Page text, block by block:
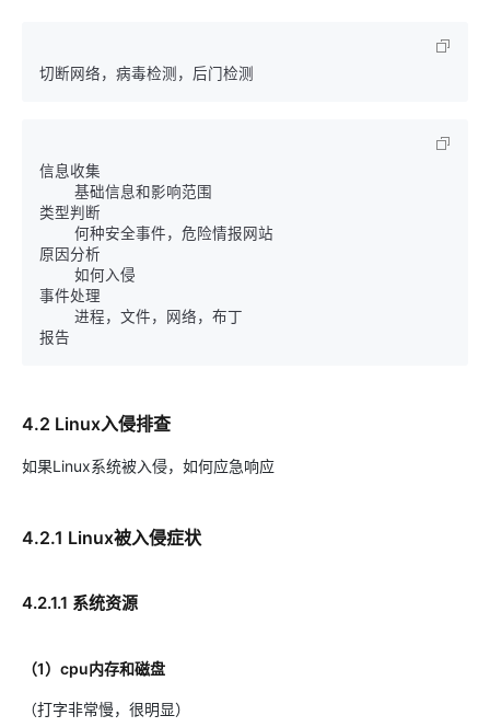
类型判断
原因分析
事件处理
4.2 Linux入侵排查
如果Linux系统被入侵，如何应急响应
4.2.1 Linux被入侵症状
4.2.1.1 系统资源
（1）cpu内存和磁盘
（打字非常慢，很明显）